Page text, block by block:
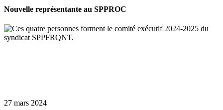
Nouvelle représentante au SPPROC
27 mars 2024